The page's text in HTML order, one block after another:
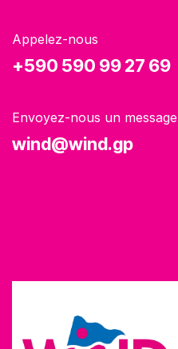
Appelez-nous
+590 590 99 27 69
Envoyez-nous un message
wind@wind.gp